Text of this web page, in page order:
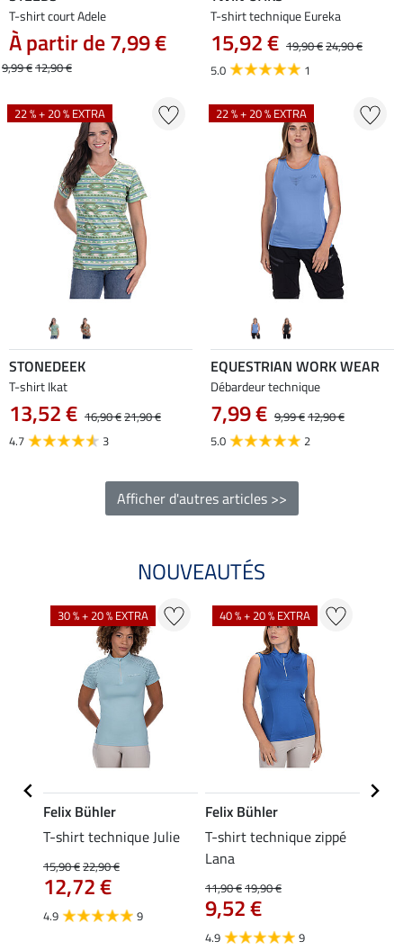
T-shirt court Adele
À partir de 7,99 €
9,99 €12,90 €
T-shirt technique Eureka
15,92 € 19,90 €24,90 €
5.0
1
22 % + 20 % EXTRA
STONEDEEK
T-shirt Ikat
13,52 € 16,90 €21,90 €
4.7
3
22 % + 20 % EXTRA
EQUESTRIAN WORK WEAR
Débardeur technique
7,99 € 9,99 €12,90 €
5.0
2
Afficher d'autres articles >>
NOUVEAUTÉS
30 % + 20 % EXTRA
Felix Bühler
T-shirt technique Julie
15,90 €22,90 €
12,72 €
4.9 9
40 % + 20 % EXTRA
Felix Bühler
T-shirt technique zippé
Lana
11,90 €19,90 €
9,52 €
4.9 9